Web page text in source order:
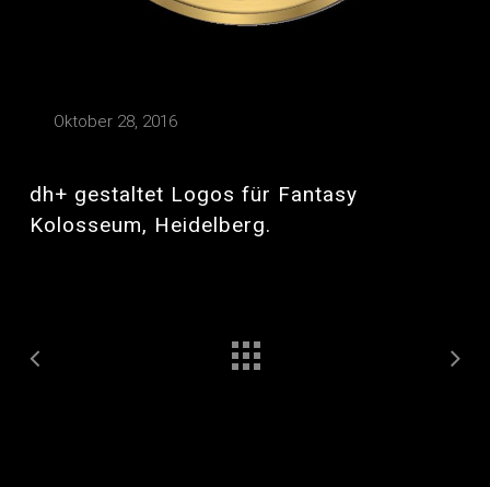
Oktober 28, 2016
dh+ gestaltet Logos für Fantasy
Kolosseum, Heidelberg.